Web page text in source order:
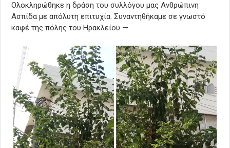
Ολοκληρώθηκε η δράση του συλλόγου μας Ανθρώπινη
Ασπίδα με απόλυτη επιτυχία. Συναντηθήκαμε σε γνωστό
καφέ της πόλης του Ηρακλείου —